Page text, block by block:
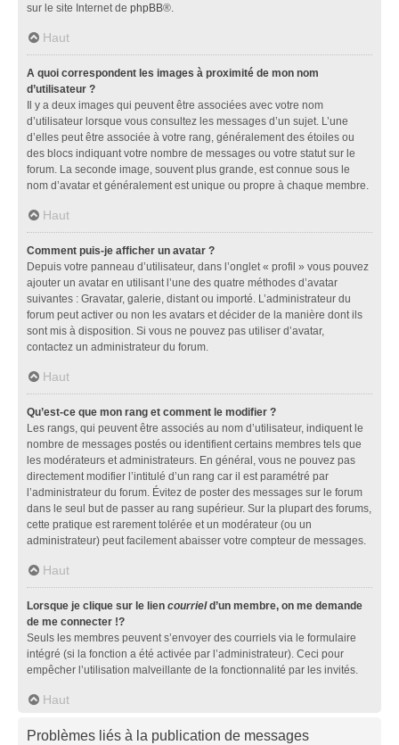
sur le site Internet de phpBB®.
Haut
A quoi correspondent les images à proximité de mon nom
d’utilisateur ?
Il y a deux images qui peuvent être associées avec votre nom
d’utilisateur lorsque vous consultez les messages d’un sujet. L’une
d’elles peut être associée à votre rang, généralement des étoiles ou
des blocs indiquant votre nombre de messages ou votre statut sur le
forum. La seconde image, souvent plus grande, est connue sous le
nom d’avatar et généralement est unique ou propre à chaque membre.
Haut
Comment puis-je afficher un avatar ?
Depuis votre panneau d’utilisateur, dans l’onglet « profil » vous pouvez
ajouter un avatar en utilisant l’une des quatre méthodes d’avatar
suivantes : Gravatar, galerie, distant ou importé. L’administrateur du
forum peut activer ou non les avatars et décider de la manière dont ils
sont mis à disposition. Si vous ne pouvez pas utiliser d’avatar,
contactez un administrateur du forum.
Haut
Qu’est-ce que mon rang et comment le modifier ?
Les rangs, qui peuvent être associés au nom d’utilisateur, indiquent le
nombre de messages postés ou identifient certains membres tels que
les modérateurs et administrateurs. En général, vous ne pouvez pas
directement modifier l’intitulé d’un rang car il est paramétré par
l’administrateur du forum. Évitez de poster des messages sur le forum
dans le seul but de passer au rang supérieur. Sur la plupart des forums,
cette pratique est rarement tolérée et un modérateur (ou un
administrateur) peut facilement abaisser votre compteur de messages.
Haut
Lorsque je clique sur le lien courrield’un membre, on me demande
de me connecter !?
Seuls les membres peuvent s’envoyer des courriels via le formulaire
intégré (si la fonction a été activée par l’administrateur). Ceci pour
empêcher l’utilisation malveillante de la fonctionnalité par les invités.
Haut
Problèmes liés à la publication de messages